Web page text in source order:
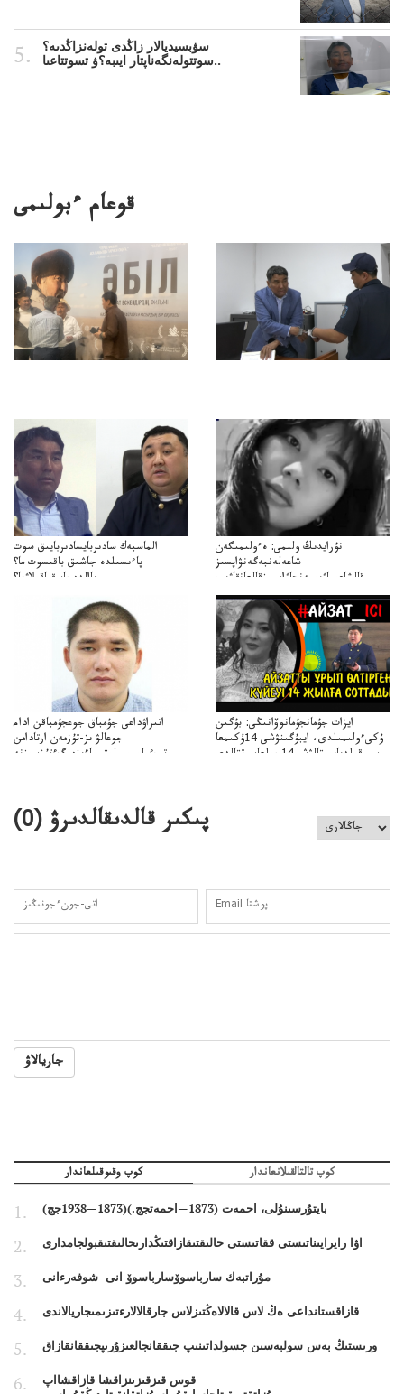
سۋبسيديالار زاڭدى تولەنزاڭدىە؟
سوتتولەنگەناپتار ايىبە؟ۋ تسوتتاعىا..
قوعام ءبولىمى
الماسبەك سادىربايسادىربايىق سوت
پاءىسىلدە جاشىق باقىسوت ما؟
پاالدەجابىقباقىلاۋما؟
نۇرايدىڭ ولىمى: ەءولىمىگەن
شاعەلەنبەگەنۋاپسىز
قالشاعىماۋىپمەنجاۋاپسىزقالعانقاۋىپ
اتىراۋداعى جۇمباق جوعجۇمباقن ادام
جوعالۋ ىز-تۇزمەن ارتادامن
وتبءولىمىپوليتسياءىزەرگءتۇزسىزنە
ايزات جۇمانجۇمانوۆانىڭى: بۇگىن
ۇكىءولىمىلدى، ايبۇگىنۋشى 14ۇكىمعا
سووقىلدىايىپتالۋشى14جىلعاسوتتالدى
پىكىر قالدىقالدىرۋ (0
)
جاريالاۋ
كوپ وقىوقىلعاندار كوپ تالتالقىلانعاندار
بايتۇرسىنۇلى، احمەت (1873—احمەتجج.)(1873—1938جج)
اۋا رايرايىناتىستى ققاتىستى حالىقتىقازاقتىڭدارىحالىقتىقبولجامدارى
مۇراتبەك سارباسوۆسارباسوۆ انى–شوفەرءانى
قازاقستانداعى ەڭ لاس قالالاەڭتىزلاس جارقالالارءتىزىمىجاريالاندى
ورىستىڭ بەس سولبەسىن جسولداتىنىپ جىققانجالعىزۇرىپجىققانقازاق
قوس قىزقىزىنزاقشا قازاقشااپ